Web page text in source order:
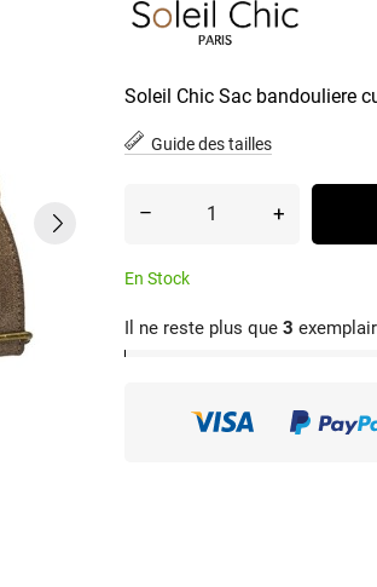
Soleil Chic Sac bandouliere
Guide des tailles
– +
En Stock
Il ne reste plus que 3